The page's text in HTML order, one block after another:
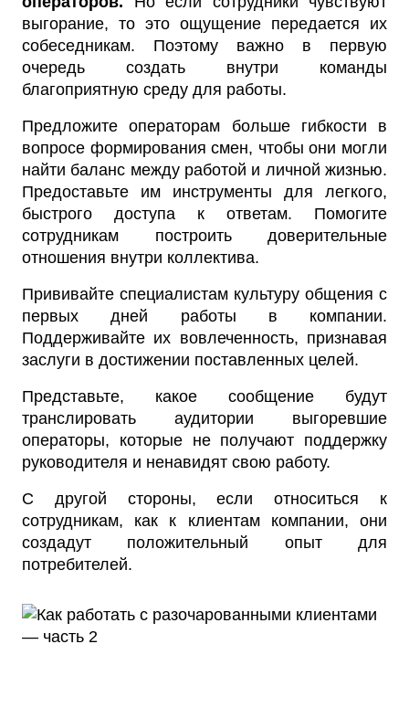
выгорание, то это ощущение передается их
собеседникам. Поэтому важно в первую
очередь создать внутри команды
благоприятную среду для работы.
Предложите операторам больше гибкости в
вопросе формирования смен, чтобы они могли
найти баланс между работой и личной жизнью.
Предоставьте им инструменты для легкого,
быстрого доступа к ответам. Помогите
сотрудникам построить доверительные
отношения внутри коллектива.
Прививайте специалистам культуру общения с
первых дней работы в компании.
Поддерживайте их вовлеченность, признавая
заслуги в достижении поставленных целей.
Представьте, какое сообщение будут
транслировать аудитории выгоревшие
операторы, которые не получают поддержку
руководителя и ненавидят свою работу.
С другой стороны, если относиться к
сотрудникам, как к клиентам компании, они
создадут положительный опыт для
потребителей.